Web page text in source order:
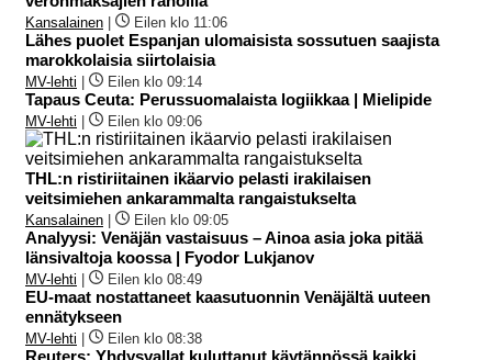
Kansalainen Eilen klo 11:06
Lähes puolet Espanjan ulomaisista sossutuen saajista
marokkolaisia siirtolaisia
MV-lehti Eilen klo 09:14
Tapaus Ceuta: Perussuomalaista logiikkaa | Mielipide
MV-lehti Eilen klo 09:06
THL:n ristiriitainen ikäarvio pelasti irakilaisen
veitsimiehen ankarammalta rangaistukselta
Kansalainen Eilen klo 09:05
Analyysi: Venäjän vastaisuus – Ainoa asia joka pitää
länsivaltoja koossa | Fyodor Lukjanov
MV-lehti Eilen klo 08:49
EU-maat nostattaneet kaasutuonnin Venäjältä uuteen
ennätykseen
MV-lehti Eilen klo 08:38